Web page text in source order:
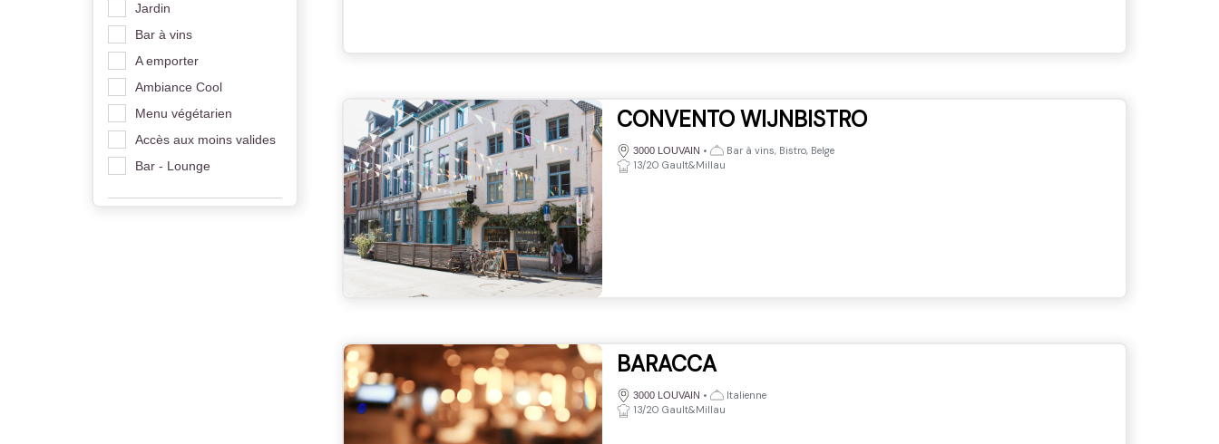
Jardin
Bar à vins
A emporter
Ambiance Cool
Menu végétarien
Accès aux moins valides
Bar - Lounge
CONVENTO WIJNBISTRO
3000 LOUVAIN •
Bar à vins, Bistro, Belge
13/20 Gault&Millau
BARACCA
3000 LOUVAIN •
Italienne
13/20 Gault&Millau